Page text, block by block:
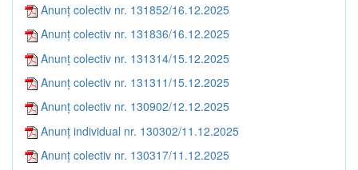
Anunț colectiv nr. 131852/16.12.2025
Anunț colectiv nr. 131836/16.12.2025
Anunț colectiv nr. 131314/15.12.2025
Anunț colectiv nr. 131311/15.12.2025
Anunț colectiv nr. 130902/12.12.2025
Anunț individual nr. 130302/11.12.2025
Anunț colectiv nr. 130317/11.12.2025